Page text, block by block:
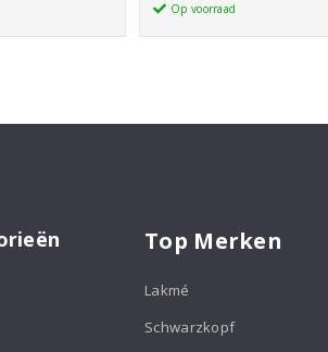
Op voorraad
Filler
Top Merken
Lakmé
Schwarzkopf